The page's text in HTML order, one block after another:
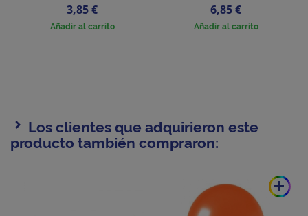
Precio
3,85 €
Añadir al carrito
Precio
6,85 €
Añadir al carrito
Los clientes que adquirieron este
producto también compraron:
add